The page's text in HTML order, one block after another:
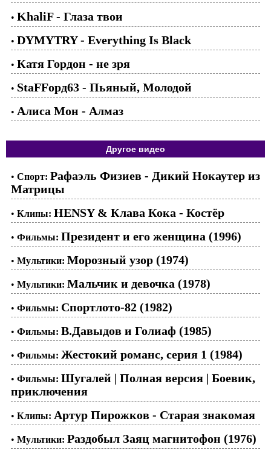
• KhaliF - Глаза твои
• DYMYTRY - Everything Is Black
• Катя Гордон - не зря
• StaFFорд63 - Пьяный, Молодой
• Алиса Мон - Алмаз
Другое видео
• Спорт: Рафаэль Физиев - Дикий Нокаутер из
Матрицы
• Клипы: HENSY & Клава Кока - Костёр
• Фильмы: Президент и его женщина (1996)
• Мультики: Морозный узор (1974)
• Мультики: Мальчик и девочка (1978)
• Фильмы: Спортлото-82 (1982)
• Фильмы: В.Давыдов и Голиаф (1985)
• Фильмы: Жестокий романс, серия 1 (1984)
• Фильмы: Шугалей | Полная версия | Боевик,
приключения
• Клипы: Артур Пирожков - Старая знакомая
• Мультики: Раздобыл Заяц магнитофон (1976)